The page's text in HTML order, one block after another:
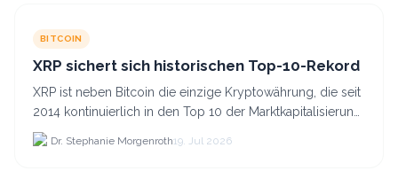
BITCOIN
XRP sichert sich historischen Top-10-Rekord
XRP ist neben Bitcoin die einzige Kryptowährung, die seit
2014 kontinuierlich in den Top 10 der Marktkapitalisierung
verblieb.
Dr. Stephanie Morgenroth19. Jul 2026